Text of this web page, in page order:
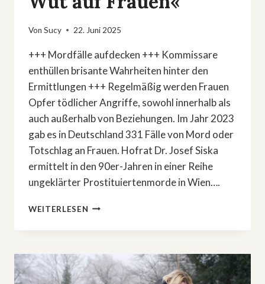
Von Sucy 22. Juni 2025
+++ Mordfälle aufdecken +++ Kommissare
enthüllen brisante Wahrheiten hinter den
Ermittlungen +++ Regelmäßig werden Frauen
Opfer tödlicher Angriffe, sowohl innerhalb als
auch außerhalb von Beziehungen. Im Jahr 2023
gab es in Deutschland 331 Fälle von Mord oder
Totschlag an Frauen. Hofrat Dr. Josef Siska
ermittelt in den 90er-Jahren in einer Reihe
ungeklärter Prostituiertenmorde in Wien….
WEITERLESEN TRUE
IM
»ERMITTLER!
BLINDE